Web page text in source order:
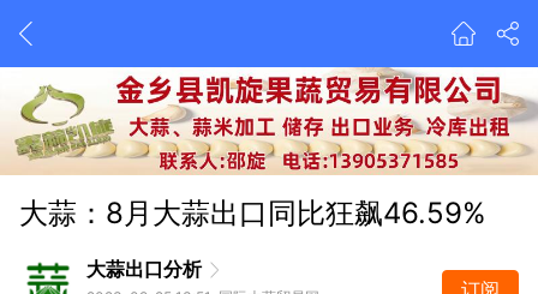
大蒜：8月大蒜出口同比狂飙46.59%
大蒜出口分析
订阅